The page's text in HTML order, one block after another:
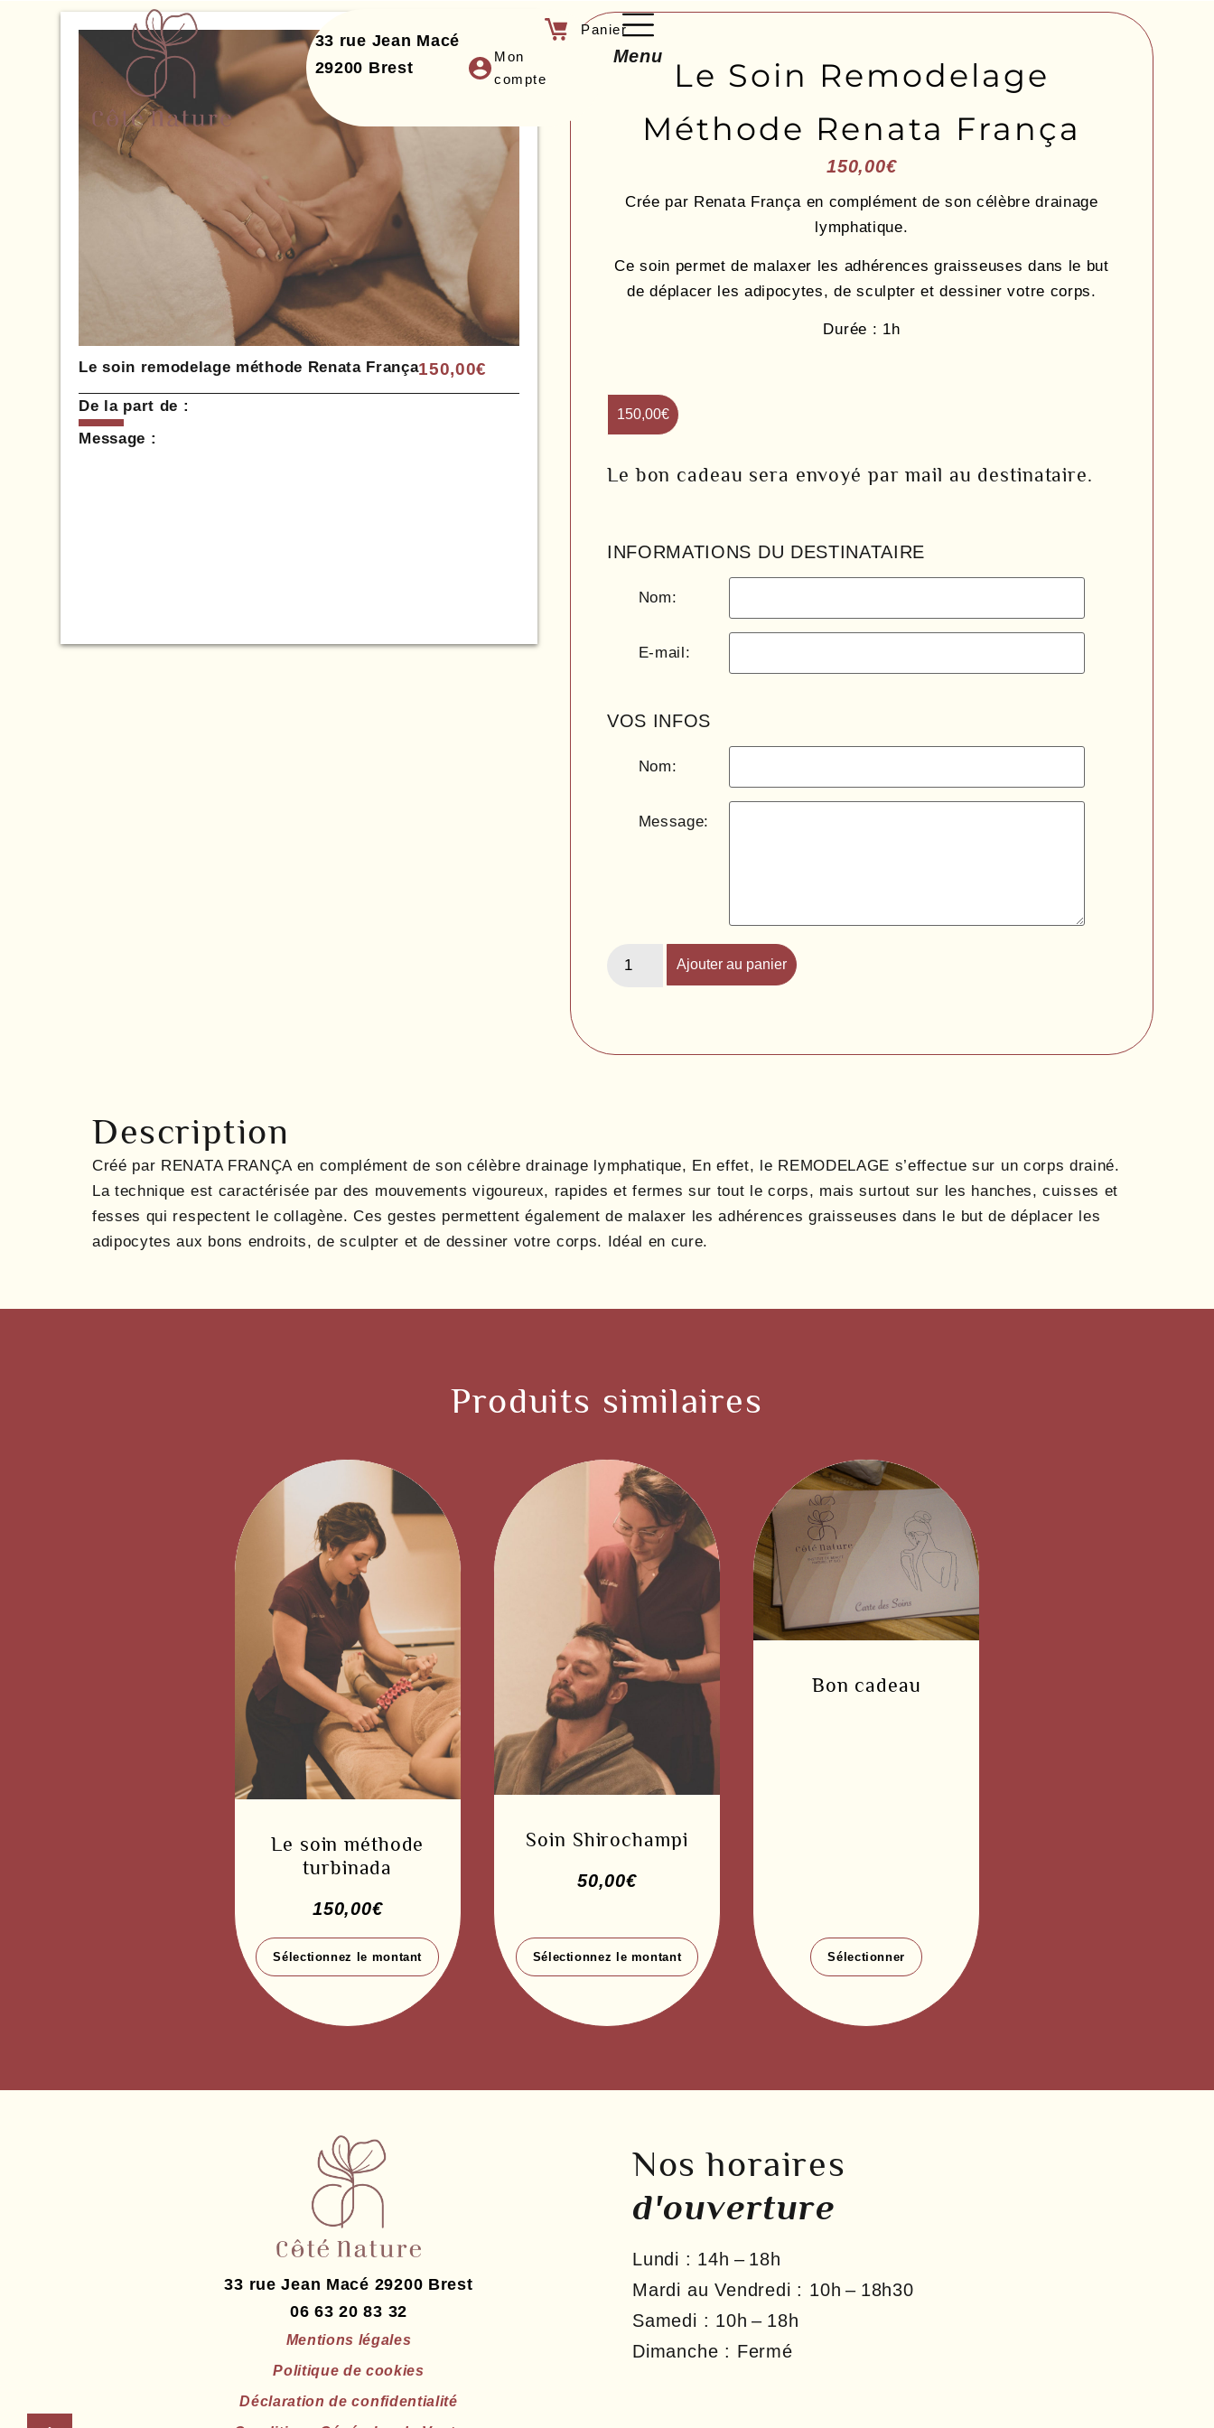
33 rue Jean Macé
29200 Brest
Mon
compte
Menu
Le soin remodelage méthode Renata França150,00€
De la part de :
Message :
Le Soin Remodelage
Méthode Renata França
150,00€
Crée par Renata França en complément de son célèbre drainage
lymphatique.
Ce soin permet de malaxer les adhérences graisseuses dans le but
de déplacer les adipocytes, de sculpter et dessiner votre corps.
Durée : 1h
150,00€
Le bon cadeau sera envoyé par mail au destinataire.
INFORMATIONS DU DESTINATAIRE
Nom:
E-mail:
VOS INFOS
Nom:
Message:
Ajouter au panier
Description
Créé par RENATA FRANÇA en complément de son célèbre drainage lymphatique, En effet, le REMODELAGE s’effectue sur un corps drainé.
La technique est caractérisée par des mouvements vigoureux, rapides et fermes sur tout le corps, mais surtout sur les hanches, cuisses et
fesses qui respectent le collagène. Ces gestes permettent également de malaxer les adhérences graisseuses dans le but de déplacer les
adipocytes aux bons endroits, de sculpter et de dessiner votre corps. Idéal en cure.
Produits similaires
Le soin méthode
turbinada
150,00€
Sélectionnez le montant
Soin Shirochampi
50,00€
Sélectionnez le montant
Bon cadeau
Sélectionner
33 rue Jean Macé 29200 Brest
06 63 20 83 32
Mentions légales
Politique de cookies
Déclaration de confidentialité
Nos horaires
d'ouverture
Lundi : 14h – 18h
Mardi au Vendredi : 10h – 18h30
Samedi : 10h – 18h
Dimanche : Fermé